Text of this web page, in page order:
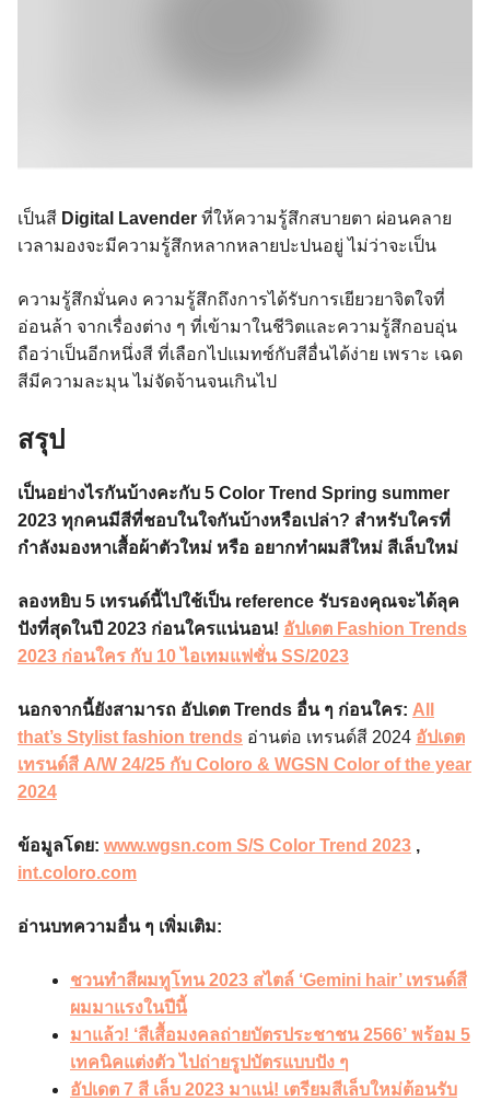
เป็นสี Digital Lavender ที่ให้ความรู้สึกสบายตา ผ่อนคลาย
เวลามองจะมีความรู้สึกหลากหลายปะปนอยู่ ไม่ว่าจะเป็น
ความรู้สึกมั่นคง ความรู้สึกถึงการได้รับการเยียวยาจิตใจที่
อ่อนล้า จากเรื่องต่าง ๆ ที่เข้ามาในชีวิตและความรู้สึกอบอุ่น
ถือว่าเป็นอีกหนึ่งสี ที่เลือกไปแมทซ์กับสีอื่นได้ง่าย เพราะ เฉด
สีมีความละมุน ไม่จัดจ้านจนเกินไป
สรุป
เป็นอย่างไรกันบ้างคะกับ 5 Color Trend Spring summer
2023 ทุกคนมีสีที่ชอบในใจกันบ้างหรือเปล่า? สำหรับใครที่
กำลังมองหาเสื้อผ้าตัวใหม่ หรือ อยากทำผมสีใหม่ สีเล็บใหม่
ลองหยิบ 5 เทรนด์นี้ไปใช้เป็น reference รับรองคุณจะได้ลุค
ปังที่สุดในปี 2023 ก่อนใครแน่นอน! อัปเดต Fashion Trends
2023 ก่อนใคร กับ 10 ไอเทมแฟชั่น SS/2023
นอกจากนี้ยังสามารถ อัปเดต Trends อื่น ๆ ก่อนใคร: All
that’s Stylist fashion trends อ่านต่อ เทรนด์สี 2024 อัปเดต
เทรนด์สี A/W 24/25 กับ Coloro & WGSN Color of the year
2024
ข้อมูลโดย: www.wgsn.com S/S Color Trend 2023 ,
int.coloro.com
อ่านบทความอื่น ๆ เพิ่มเติม:
ชวนทำสีผมทูโทน 2023 สไตล์ ‘Gemini hair’ เทรนด์สี
ผมมาแรงในปีนี้
มาแล้ว! ‘สีเสื้อมงคลถ่ายบัตรประชาชน 2566’ พร้อม 5
เทคนิคแต่งตัว ไปถ่ายรูปบัตรแบบปัง ๆ
อัปเดต 7 สี เล็บ 2023 มาแน่! เตรียมสีเล็บใหม่ต้อนรับ